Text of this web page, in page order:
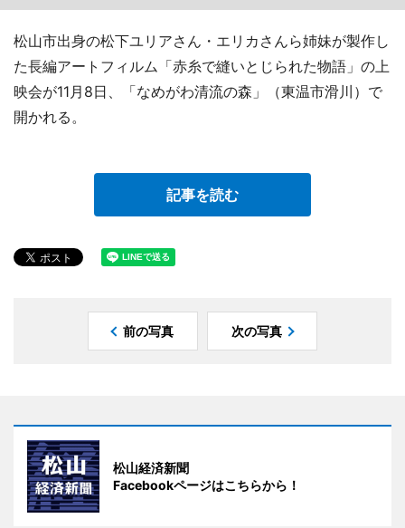
松山市出身の松下ユリアさん・エリカさんら姉妹が製作し
た長編アートフィルム「赤糸で縫いとじられた物語」の上
映会が11月8日、「なめがわ清流の森」（東温市滑川）で
開かれる。
記事を読む
前の写真 次の写真
松山経済新聞
Facebookページはこちらから！